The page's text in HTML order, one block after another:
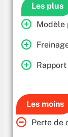
Les plus
Modèle
Les moins
Perte de